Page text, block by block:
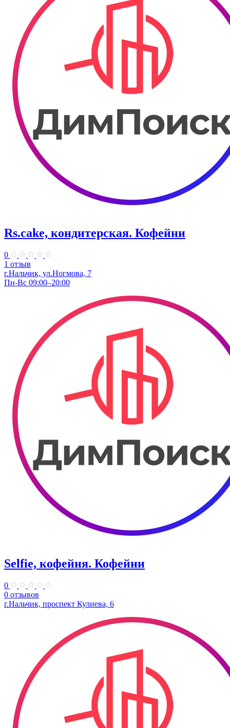
Rs.cake, кондитерская. Кофейни
0
1 отзыв
г.Нальчик, ул.Ногмова, 7
Пн-Вс 09:00–20:00
Selfie, кофейня. Кофейни
0
0 отзывов
г.Нальчик, проспект Кулиева, 6